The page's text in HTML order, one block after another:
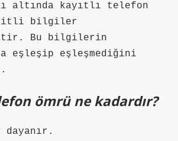
altında kayıtlı telefon
bilgiler
Bu bilgilerin
eşleşip eşleşmediğini
ömrü ne kadardır?